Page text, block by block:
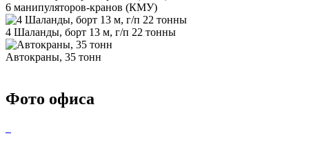
6 манипуляторов-кранов (КМУ)
4 Шаланды, борт 13 м, г/п 22 тонны
Автокраны, 35 тонн
Фото офиса